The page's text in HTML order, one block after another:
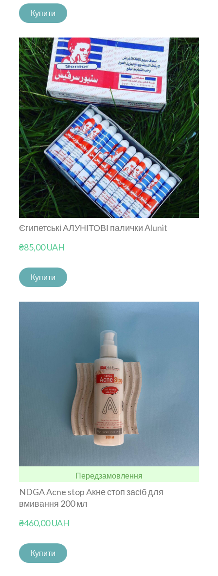
Купити
Єгипетські АЛУНІТОВІ палички Alunit
₴85,00 UAH
Купити
Передзамовлення
NDGA Acne stop Акне стоп засіб для
вмивання 200 мл
₴460,00 UAH
Купити